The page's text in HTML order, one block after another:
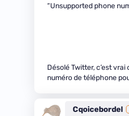
“Unsupported phone
Désolé Twitter, c’est
numéro de téléphone
Cqoicebordel